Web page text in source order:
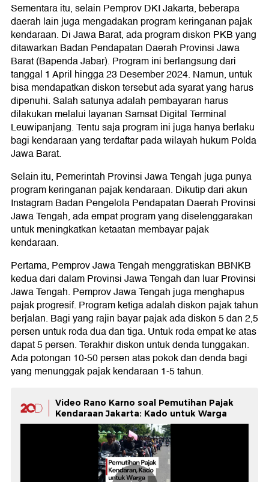
Sementara itu, selain Pemprov DKI Jakarta, beberapa
daerah lain juga mengadakan program keringanan pajak
kendaraan. Di Jawa Barat, ada program diskon PKB yang
ditawarkan Badan Pendapatan Daerah Provinsi Jawa
Barat (Bapenda Jabar). Program ini berlangsung dari
tanggal 1 April hingga 23 Desember 2024. Namun, untuk
bisa mendapatkan diskon tersebut ada syarat yang harus
dipenuhi. Salah satunya adalah pembayaran harus
dilakukan melalui layanan Samsat Digital Terminal
Leuwipanjang. Tentu saja program ini juga hanya berlaku
bagi kendaraan yang terdaftar pada wilayah hukum Polda
Jawa Barat.
Selain itu, Pemerintah Provinsi Jawa Tengah juga punya
program keringanan pajak kendaraan. Dikutip dari akun
Instagram Badan Pengelola Pendapatan Daerah Provinsi
Jawa Tengah, ada empat program yang diselenggarakan
untuk meningkatkan ketaatan membayar pajak
kendaraan.
Pertama, Pemprov Jawa Tengah menggratiskan BBNKB
kedua dari dalam Provinsi Jawa Tengah dan luar Provinsi
Jawa Tengah. Pemprov Jawa Tengah juga menghapus
pajak progresif. Program ketiga adalah diskon pajak tahun
berjalan. Bagi yang rajin bayar pajak ada diskon 5 dan 2,5
persen untuk roda dua dan tiga. Untuk roda empat ke atas
dapat 5 persen. Terakhir diskon untuk denda tunggakan.
Ada potongan 10-50 persen atas pokok dan denda bagi
yang menunggak pajak kendaraan 1-5 tahun.
Video Rano Karno soal Pemutihan Pajak
Kendaraan Jakarta: Kado untuk Warga